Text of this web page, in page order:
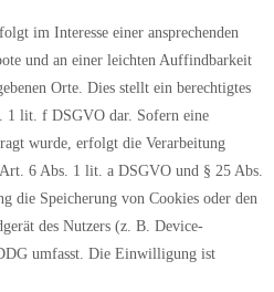
im Interesse einer ansprechenden
und an einer leichten Auffindbarkeit
Orte. Dies stellt ein berechtigtes
1 lit. f DSGVO dar. Sofern eine
wurde, erfolgt die Verarbeitung
6 Abs. 1 lit. a DSGVO und § 25 Abs.
die Speicherung von Cookies oder den
des Nutzers (z. B. Device-
umfasst. Die Einwilligung ist